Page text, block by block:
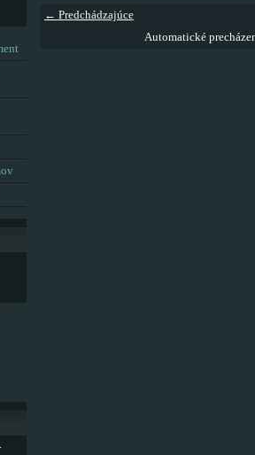
← Predchádzajúce
Automatické